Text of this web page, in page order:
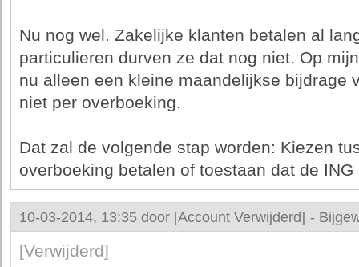
Nu nog wel. Zakelijke klanten betalen al
particulieren durven ze dat nog niet. Op
nu alleen een kleine maandelijkse bijdrage
niet per overboeking.
Dat zal de volgende stap worden: Kiezen
overboeking betalen of toestaan dat de
10-03-2014, 13:35 door [Account Verwijderd] -
[Verwijderd]